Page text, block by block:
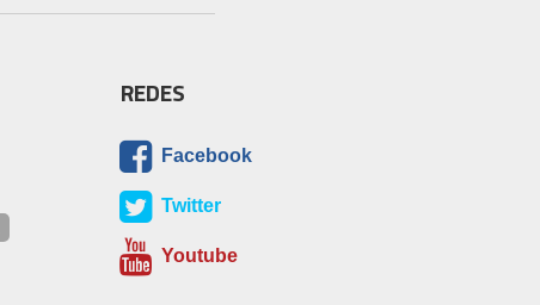
REDES
Facebook
Twitter
Youtube